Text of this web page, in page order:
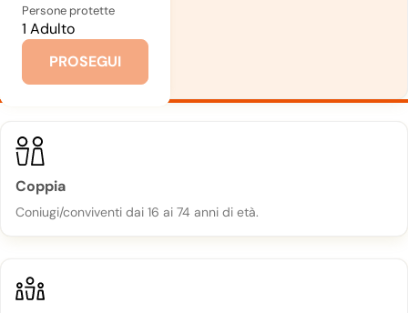
Singolo viaggiatore
Dai 16 ai 74 anni.
Coppia
Coniugi/conviventi dai 16 ai 74 anni di età.
Persone protette
1 Adulto
PROSEGUI